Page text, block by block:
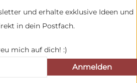
und erhalte exklusive Ideen und
in dein Postfach.
mich auf dich! :)